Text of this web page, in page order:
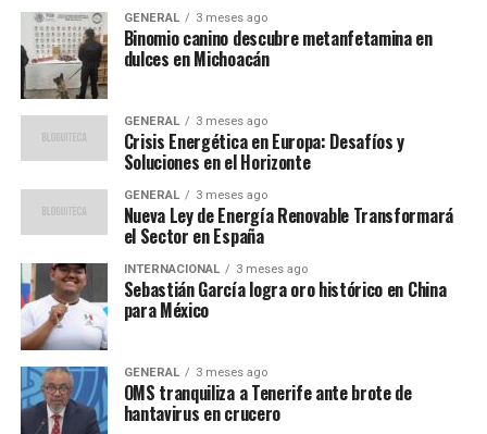
Opiniones de Expertos
Expertos en economía y turismo han expresado
optimismo sobre el futuro del sector.
analista de turismo, comenta que
“la recuperación del
turismo es un indicativo de
la resiliencia del sector y
de la efectividad de las
políticas implementadas
por el gobierno. Sin
embargo, es crucial
GENERAL 3 meses ago
Binomio canino descubre metanfetamina en
dulces en Michoacán
GENERAL 3 meses ago
Crisis Energética en Europa: Desafíos y
Soluciones en el Horizonte
GENERAL 3 meses ago
Nueva Ley de Energía Renovable Transformará
el Sector en España
INTERNACIONAL 3 meses ago
Sebastián García logra oro histórico en China
para México
GENERAL 3 meses ago
OMS tranquiliza a Tenerife ante brote de
hantavirus en crucero